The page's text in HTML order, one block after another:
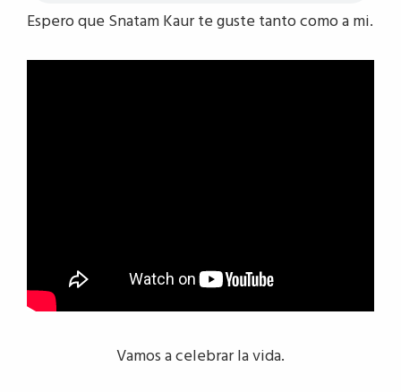
Espero que Snatam Kaur te guste tanto como a mi.
Vamos a celebrar la vida.